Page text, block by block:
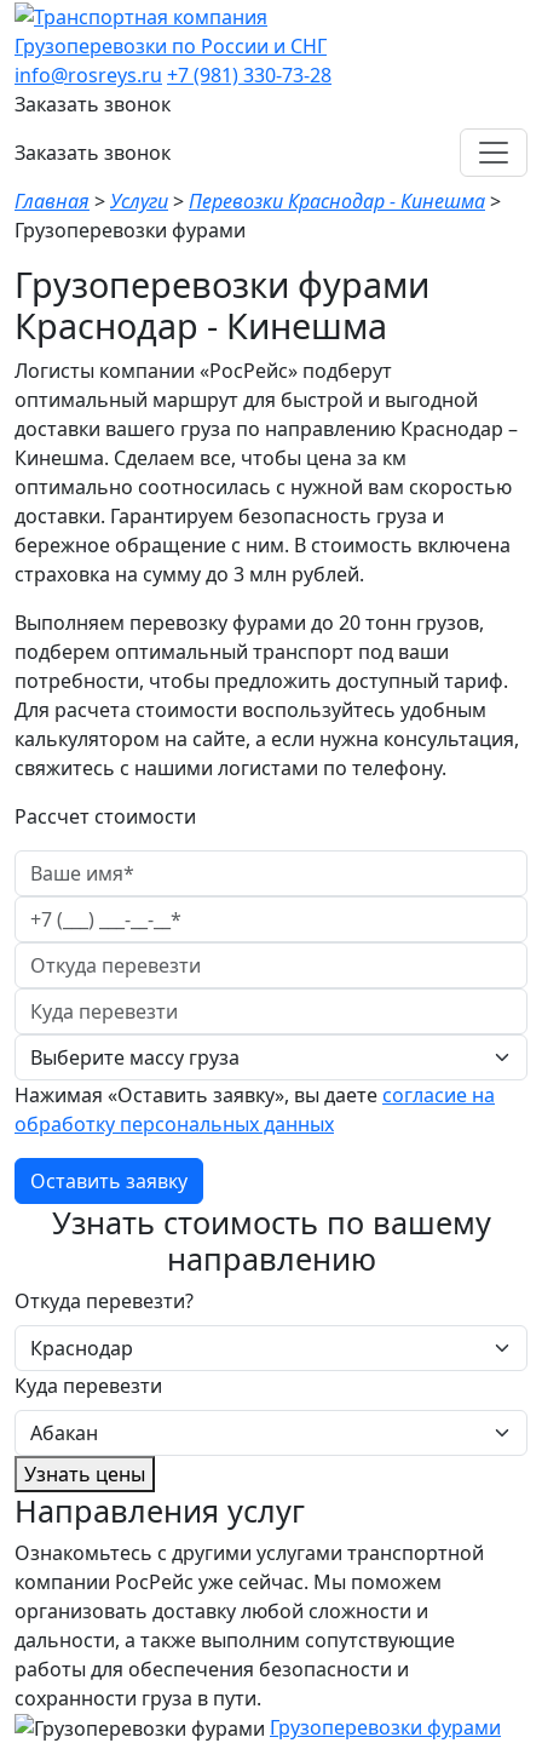
Грузоперевозки по России и СНГ
info@rosreys.ru +7 (981) 330-73-28
Заказать звонок
Заказать звонок
Главная >Услуги>Перевозки Краснодар - Кинешма>
Грузоперевозки фурами
Грузоперевозки фурами
Краснодар - Кинешма
Логисты компании «РосРейс» подберут
оптимальный маршрут для быстрой и выгодной
доставки вашего груза по направлению Краснодар –
Кинешма. Сделаем все, чтобы цена за км
оптимально соотносилась с нужной вам скоростью
доставки. Гарантируем безопасность груза и
бережное обращение с ним. В стоимость включена
страховка на сумму до 3 млн рублей.
Выполняем перевозку фурами до 20 тонн грузов,
подберем оптимальный транспорт под ваши
потребности, чтобы предложить доступный тариф.
Для расчета стоимости воспользуйтесь удобным
калькулятором на сайте, а если нужна консультация,
свяжитесь с нашими логистами по телефону.
Рассчет стоимости
Нажимая «Оставить заявку», вы даетесогласие на
обработку персональных данных
Оставить заявку
Узнать стоимость по вашему
направлению
Откуда перевезти?
Куда перевезти
Узнать цены
Направления услуг
Ознакомьтесь с другими услугами транспортной
компании РосРейс уже сейчас. Мы поможем
организовать доставку любой сложности и
дальности, а также выполним сопутствующие
работы для обеспечения безопасности и
сохранности груза в пути.
Грузоперевозки фурами